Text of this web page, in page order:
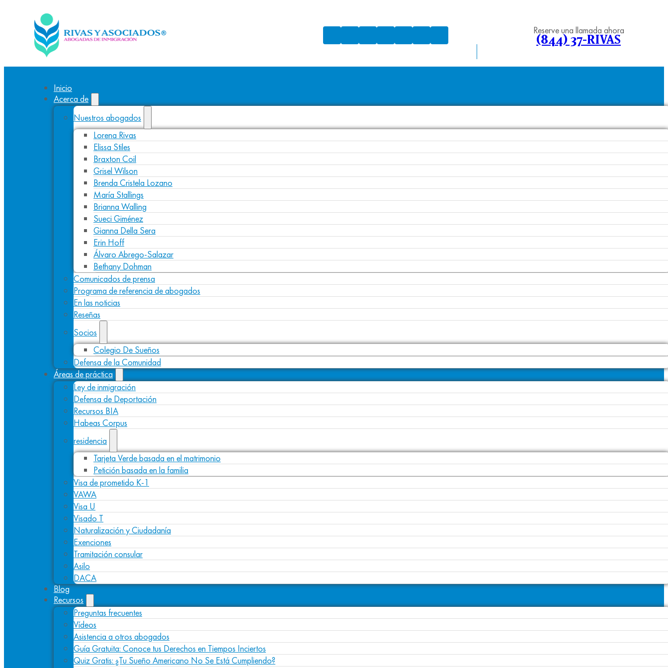
Reserve una llamada ahora
(844) 37-RIVAS
Inicio
Acerca de
Nuestros abogados
Lorena Rivas
Elissa Stiles
Braxton Coil
Grisel Wilson
Brenda Cristela Lozano
María Stallings
Brianna Walling
Sueci Giménez
Gianna Della Sera
Erin Hoff
Álvaro Abrego-Salazar
Bethany Dohman
Comunicados de prensa
Programa de referencia de abogados
En las noticias
Reseñas
Socios
Colegio De Sueños
Defensa de la Comunidad
Áreas de práctica
Ley de inmigración
Defensa de Deportación
Recursos BIA
Habeas Corpus
residencia
Tarjeta Verde basada en el matrimonio
Petición basada en la familia
Visa de prometido K-1
VAWA
Visa U
Visado T
Naturalización y Ciudadanía
Exenciones
Tramitación consular
Asilo
DACA
Blog
Recursos
Preguntas frecuentes
Vídeos
Asistencia a otros abogados
Guía Gratuita: Conoce tus Derechos en Tiempos Inciertos
Quiz Gratis: ¿Tu Sueño Americano No Se Está Cumpliendo?